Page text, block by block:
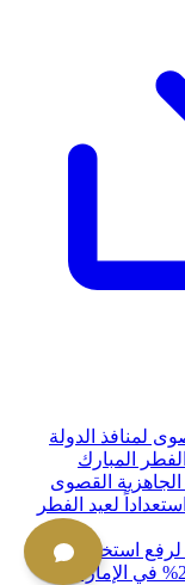
الجاهزية القصوى
لعيد الفطر